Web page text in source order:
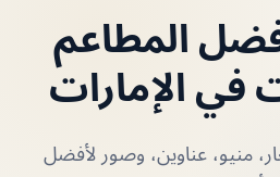
المطاعم
في الإمارات
منيو، عناوين، وصور لأفضل